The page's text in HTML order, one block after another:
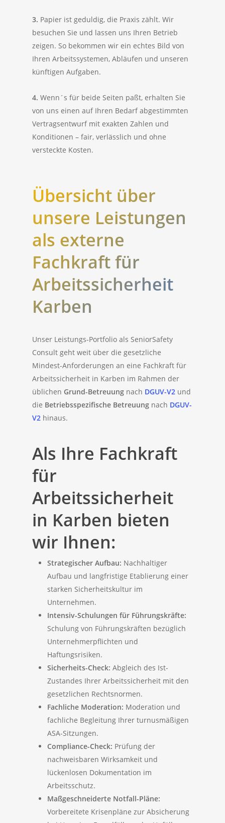
3. Papier ist geduldig, die Praxis zählt. Wir
besuchen Sie und lassen uns Ihren Betrieb
zeigen. So bekommen wir ein echtes Bild von
Ihren Arbeitssystemen, Abläufen und unseren
künftigen Aufgaben.
4. Wenn´s für beide Seiten paßt, erhalten Sie
von uns einen auf Ihren Bedarf abgestimmten
Vertragsentwurf mit exakten Zahlen und
Konditionen – fair, verlässlich und ohne
versteckte Kosten.
Übersicht über
unsere Leistungen
als externe
Fachkraft für
Arbeitssicherheit
Karben
Unser Leistungs-Portfolio als SeniorSafety
Consult geht weit über die gesetzliche
Mindest-Anforderungen an eine Fachkraft für
Arbeitssicherheit in Karben im Rahmen der
üblichen Grund-Betreuung nach DGUV-V2 und
die Betriebsspezifische Betreuung nach DGUV-
V2 hinaus.
Als Ihre Fachkraft
für
Arbeitssicherheit
in Karben bieten
wir Ihnen:
Strategischer Aufbau: Nachhaltiger
Aufbau und langfristige Etablierung einer
starken Sicherheitskultur im
Unternehmen.
Intensiv-Schulungen für Führungskräfte:
Schulung von Führungskräften bezüglich
Unternehmerpflichten und
Haftungsrisiken.
Sicherheits-Check: Abgleich des Ist-
Zustandes Ihrer Arbeitssicherheit mit den
gesetzlichen Rechtsnormen.
Fachliche Moderation: Moderation und
fachliche Begleitung Ihrer turnusmäßigen
ASA-Sitzungen.
Compliance-Check: Prüfung der
nachweisbaren Wirksamkeit und
lückenlosen Dokumentation im
Arbeitsschutz.
Maßgeschneiderte Notfall-Pläne:
Vorbereitete Krisenpläne zur Absicherung